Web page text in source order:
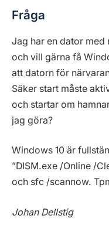
Fråga
Jag har en dator
och vill gärna få
att datorn för
Säker start måste
och startar om
jag göra?
Windows 10 är
”DISM.exe /Online /
och sfc /scannow.
Johan Dellstig